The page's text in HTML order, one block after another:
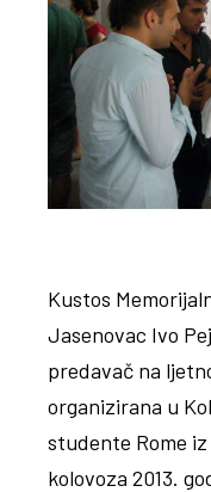
Kustos
Jasenovac Ivo
predavač na
organizirana u
studente Rome
kolovoza 2013.